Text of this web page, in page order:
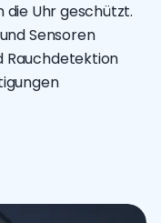
die Uhr geschützt.
Sensoren
Rauchdetektion